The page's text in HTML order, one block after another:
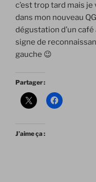
c’est trop tard mais
dans mon nouveau
dégustation d’un
signe de
gauche 😉
Partager :
J’aime ça :